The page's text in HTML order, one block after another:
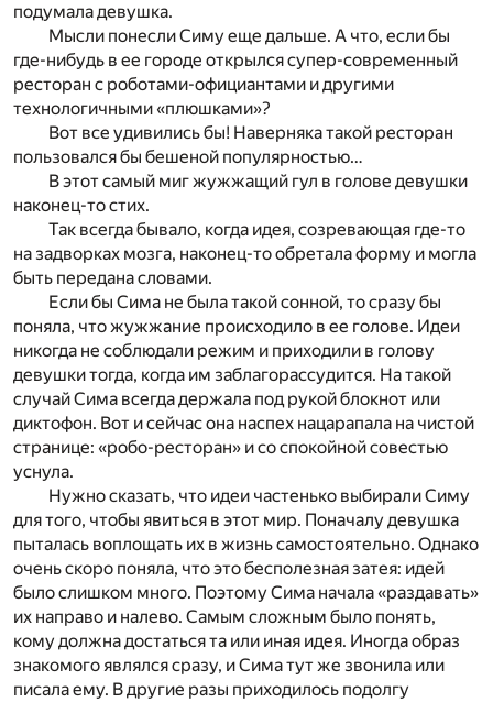
подумала девушка.
Мысли понесли Симу еще дальше. А что, если бы
где-нибудь в ее городе открылся супер-современный
ресторан с роботами-официантами и другими
технологичными «плюшками»?
Вот все удивились бы! Наверняка такой ресторан
пользовался бы бешеной популярностью…
В этот самый миг жужжащий гул в голове девушки
наконец-то стих.
Так всегда бывало, когда идея, созревающая где-то
на задворках мозга, наконец-то обретала форму и могла
быть передана словами.
Если бы Сима не была такой сонной, то сразу бы
поняла, что жужжание происходило в ее голове. Идеи
никогда не соблюдали режим и приходили в голову
девушки тогда, когда им заблагорассудится. На такой
случай Сима всегда держала под рукой блокнот или
диктофон. Вот и сейчас она наспех нацарапала на чистой
странице: «робо-ресторан» и со спокойной совестью
уснула.
Нужно сказать, что идеи частенько выбирали Симу
для того, чтобы явиться в этот мир. Поначалу девушка
пыталась воплощать их в жизнь самостоятельно. Однако
очень скоро поняла, что это бесполезная затея: идей
было слишком много. Поэтому Сима начала «раздавать»
их направо и налево. Самым сложным было понять,
кому должна достаться та или иная идея. Иногда образ
знакомого являлся сразу, и Сима тут же звонила или
писала ему. В другие разы приходилось подолгу